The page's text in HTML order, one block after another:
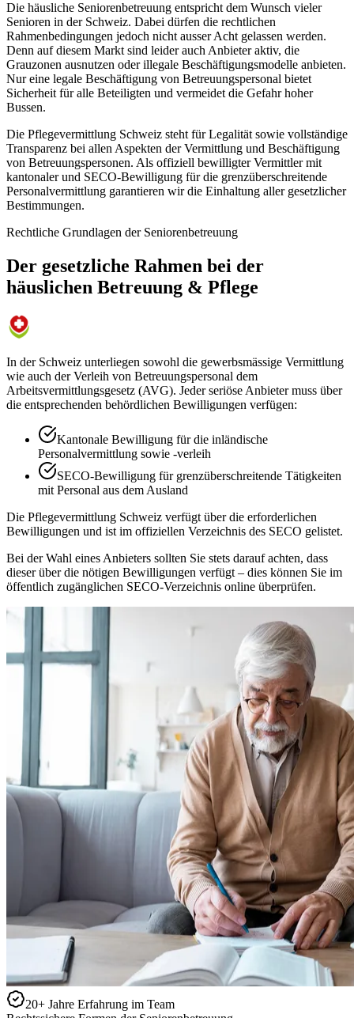
Die häusliche Seniorenbetreuung entspricht dem Wunsch vieler
Senioren in der Schweiz. Dabei dürfen die rechtlichen
Rahmenbedingungen jedoch nicht ausser Acht gelassen werden.
Denn auf diesem Markt sind leider auch Anbieter aktiv, die
Grauzonen ausnutzen oder illegale Beschäftigungsmodelle anbieten.
Nur eine legale Beschäftigung von Betreuungspersonal bietet
Sicherheit für alle Beteiligten und vermeidet die Gefahr hoher
Bussen.
Die Pflegevermittlung Schweiz steht für Legalität sowie vollständige
Transparenz bei allen Aspekten der Vermittlung und Beschäftigung
von Betreuungspersonen. Als offiziell bewilligter Vermittler mit
kantonaler und SECO-Bewilligung für die grenzüberschreitende
Personalvermittlung garantieren wir die Einhaltung aller gesetzlicher
Bestimmungen.
Rechtliche Grundlagen der Seniorenbetreuung
Der gesetzliche Rahmen bei der
häuslichen Betreuung & Pflege
In der Schweiz unterliegen sowohl die gewerbsmässige Vermittlung
wie auch der Verleih von Betreuungspersonal dem
Arbeitsvermittlungsgesetz (AVG). Jeder seriöse Anbieter muss über
die entsprechenden behördlichen Bewilligungen verfügen:
Kantonale Bewilligung für die inländische
Personalvermittlung sowie -verleih
SECO-Bewilligung für grenzüberschreitende Tätigkeiten
mit Personal aus dem Ausland
Die Pflegevermittlung Schweiz verfügt über die erforderlichen
Bewilligungen und ist im offiziellen Verzeichnis des SECO gelistet.
Bei der Wahl eines Anbieters sollten Sie stets darauf achten, dass
dieser über die nötigen Bewilligungen verfügt – dies können Sie im
öffentlich zugänglichen SECO-Verzeichnis online überprüfen.
20+ Jahre Erfahrung im Team